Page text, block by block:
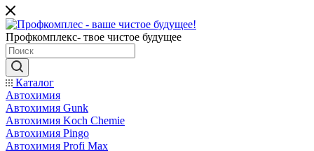
Профкомплекс- твое чистое будущее
Каталог
Автохимия
Автохимия Gunk
Автохимия Koch Chemie
Автохимия Pingo
Автохимия Profi Max